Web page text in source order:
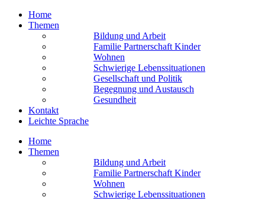
Home
Themen
Bildung und Arbeit
Familie Partnerschaft Kinder
Wohnen
Schwierige Lebens­situationen
Gesellschaft und Politik
Begegnung und Austausch
Gesundheit
Kontakt
Leichte Sprache
Home
Themen
Bildung und Arbeit
Familie Partnerschaft Kinder
Wohnen
Schwierige Lebens­situationen